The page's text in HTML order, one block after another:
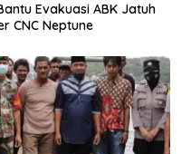
Evakuasi ABK Jatuh
CNC Neptune